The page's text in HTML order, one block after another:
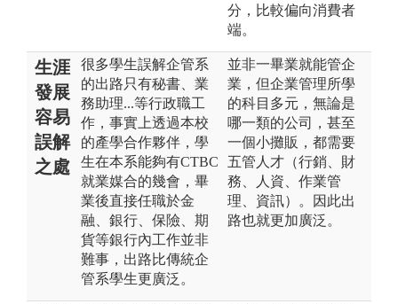
分，比較偏向消費者
端。
生涯
發展
容易
誤解
之處
很多學生誤解企管系
的出路只有秘書、業
務助理...等行政職工
作，事實上透過本校
的產學合作夥伴，學
生在本系能夠有CTBC
就業媒合的幾會，畢
業後直接任職於金
融、銀行、保險、期
貨等銀行內工作並非
難事，出路比傳統企
管系學生更廣泛。
並非一畢業就能管企
業，但企業管理所學
的科目多元，無論是
哪一類的公司，甚至
一個小攤販，都需要
五管人才（行銷、財
務、人資、作業管
理、資訊）。因此出
路也就更加廣泛。